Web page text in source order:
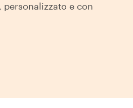
personalizzato e con